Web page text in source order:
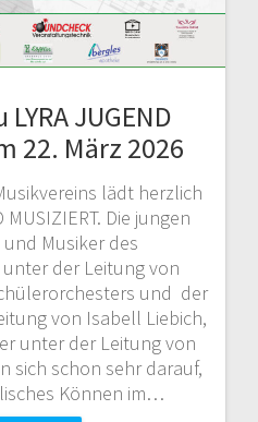
JUGEND
22. März 2026
lädt herzlich
MUSIZIERT. Die jungen
Musiker des
der Leitung von
und der
von Isabell Liebich,
unter der Leitung von
sich schon sehr darauf,
Können im…